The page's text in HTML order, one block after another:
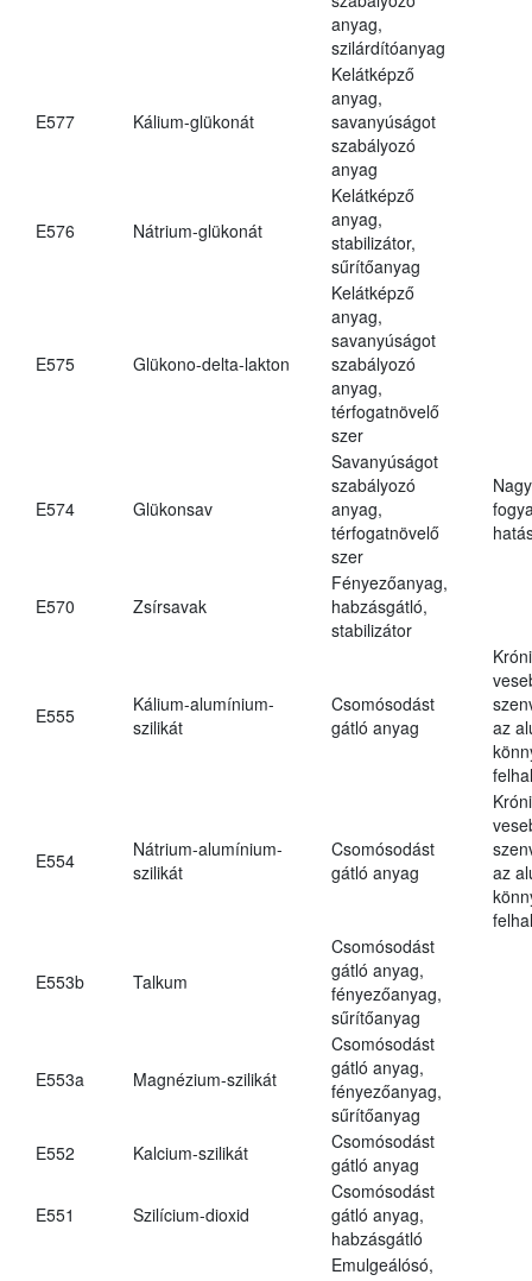
anyag,
szilárdítóanyag
E577 Kálium-glükonát
Kelátképző
anyag,
savanyúságot
szabályozó
anyag
E576 Nátrium-glükonát
Kelátképző
anyag,
stabilizátor,
sűrítőanyag
E575 Glükono-delta-lakton
Kelátképző
anyag,
savanyúságot
szabályozó
anyag,
térfogatnövelő
szer
E574 Glükonsav
Savanyúságot
szabályozó
anyag,
térfogatnövelő
szer
E570 Zsírsavak
Fényezőanyag,
habzásgátló,
stabilizátor
E555
Kálium-alumínium-
szilikát
Csomósodást
gátló anyag
az
E554
Nátrium-alumínium-
szilikát
Csomósodást
gátló anyag
az
E553b Talkum
Csomósodást
gátló anyag,
fényezőanyag,
sűrítőanyag
E553a Magnézium-szilikát
Csomósodást
gátló anyag,
fényezőanyag,
sűrítőanyag
E552
Kalcium-szilikát
Csomósodást
gátló anyag
E551 Szilícium-dioxid
Csomósodást
gátló anyag,
habzásgátló
Emulgeálósó,